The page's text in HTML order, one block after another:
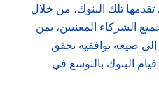
تقدمها تلك البنوك، من خلال
الشركاء المعنيين، بمن
صيغة توافقية تحقق
البنوك بالتوسع في